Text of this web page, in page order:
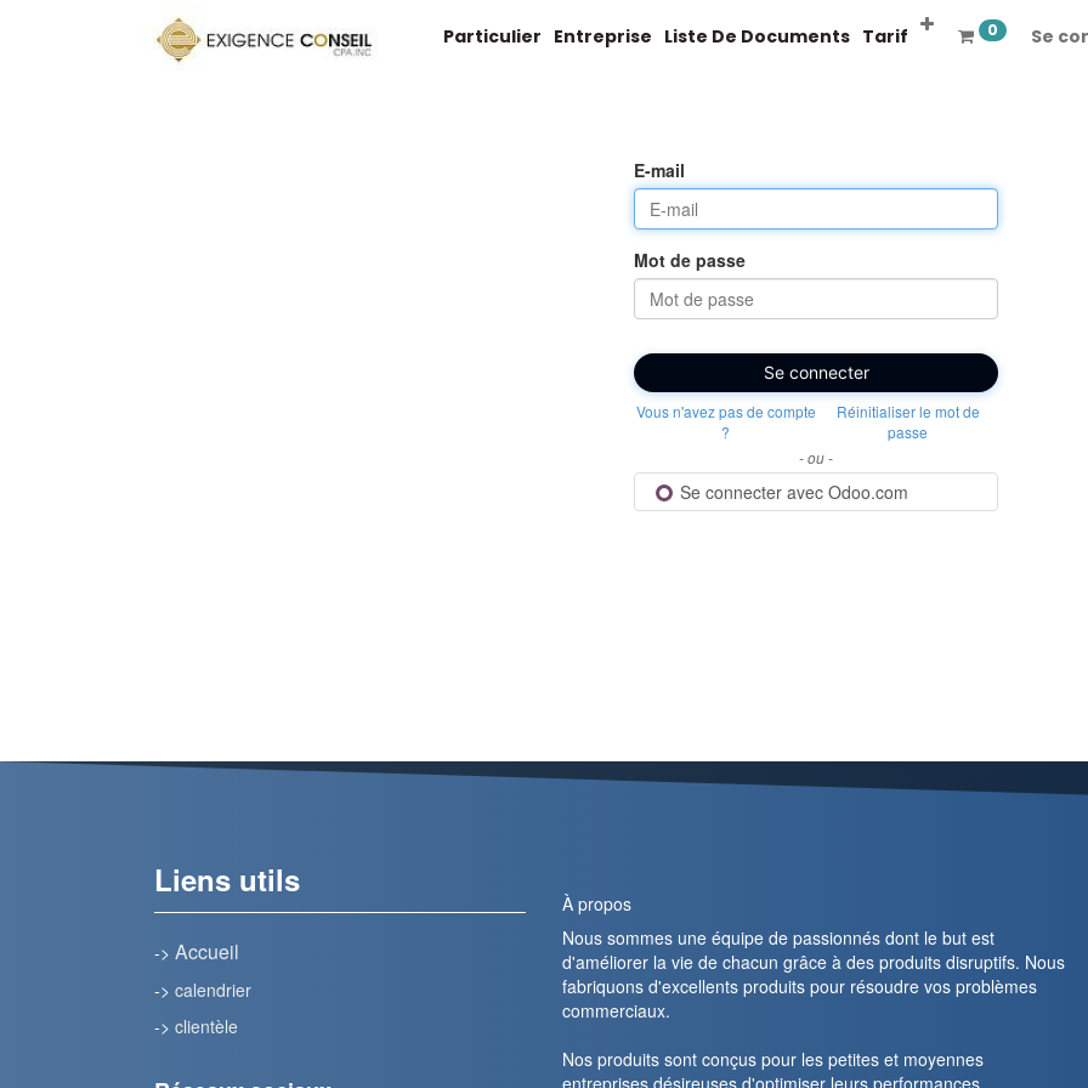
Particulier Entreprise Liste De Documents Tarif 0 Se
E-mail
Mot de passe
Se connecter
Vous n'avez pas de compte
?
Réinitialiser le mot de
passe
- ou -
Se connecter avec Odoo.com
Liens utils
-> Accueil
-> calendrier
-> clientèle
À propos
Nous sommes une équipe de passionnés dont le but est
d'améliorer la vie de chacun grâce à des produits disruptifs. Nous
fabriquons d'excellents produits pour résoudre vos problèmes
commerciaux.
Nos produits sont conçus pour les petites et moyennes